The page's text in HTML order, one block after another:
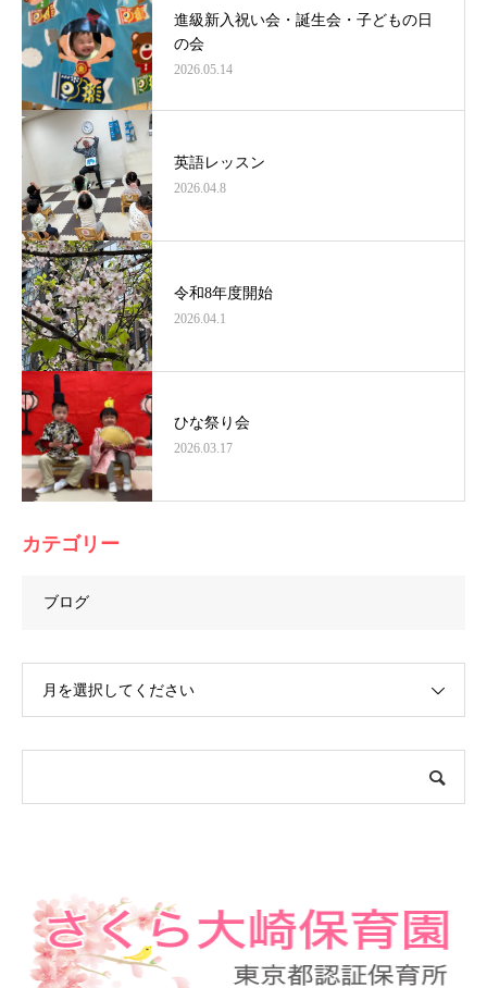
進級新入祝い会・誕生会・子どもの日
の会
2026.05.14
英語レッスン
2026.04.8
令和8年度開始
2026.04.1
ひな祭り会
2026.03.17
カテゴリー
ブログ
月を選択してください